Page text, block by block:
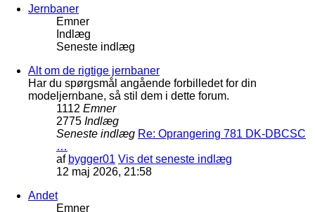
Jernbaner
Emner
Indlæg
Seneste indlæg
Alt om de rigtige jernbaner
Har du spørgsmål angående forbilledet for din
modeljernbane, så stil dem i dette forum.
1112 Emner
2775 Indlæg
Seneste indlæg Re: Oprangering 781 DK-DBCSC
…
af bygger01 Vis det seneste indlæg
12 maj 2026, 21:58
Andet
Emner